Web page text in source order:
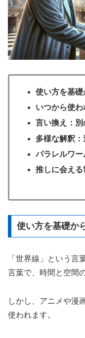
使い方を基
いつから使わ
言い換え：
多様な解釈
パラレルワ
推しに会え
使い方を基礎か
「世界線」という言
言葉で、時間と空間
しかし、アニメや漫
使われます。